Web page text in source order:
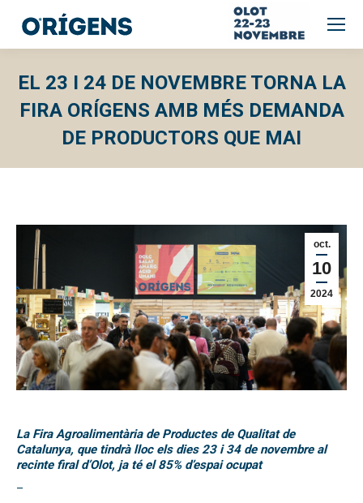
EL 23 I 24 DE NOVEMBRE TORNA LA
FIRA ORÍGENS AMB MÉS DEMANDA
DE PRODUCTORS QUE MAI
oct.
10
2024
La Fira Agroalimentària de Productes de Qualitat de
Catalunya, que tindrà lloc els dies 23 i 34 de novembre al
recinte firal d’Olot, ja té el 85% d’espai ocupat
–